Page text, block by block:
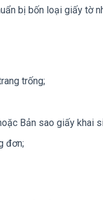
bị bốn loại giấy tờ
trống;
Bản sao giấy khai
đơn;